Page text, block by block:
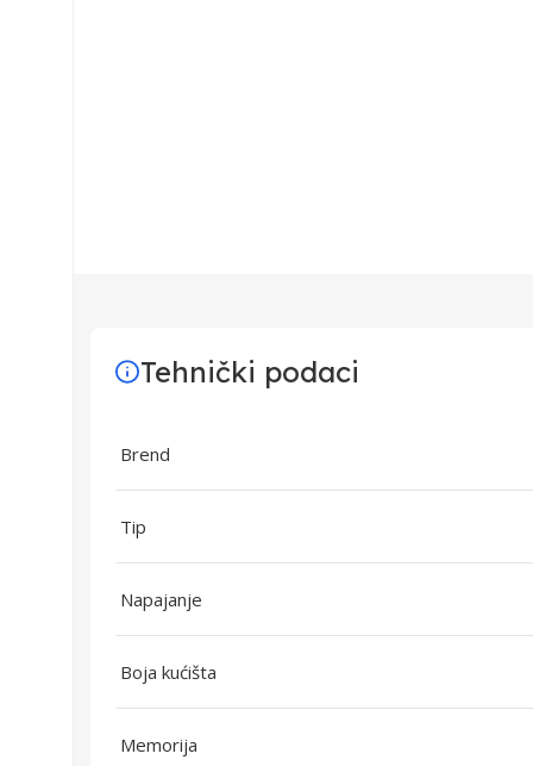
Tehnički podaci
Brend
Tip
Napajanje
Boja kućišta
Memorija